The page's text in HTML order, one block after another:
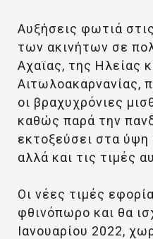
Αυξήσεις φωτιά
των ακινήτων σε
Αχαϊας, της Ηλείας
Αιτωλοακαρνανίας,
οι βραχυχρόνιες
καθώς παρά την
εκτοξεύσει στα ύψη
αλλά και τις τιμές
Οι νέες τιμές
φθινόπωρο και θα
Ιανουαρίου 2022,